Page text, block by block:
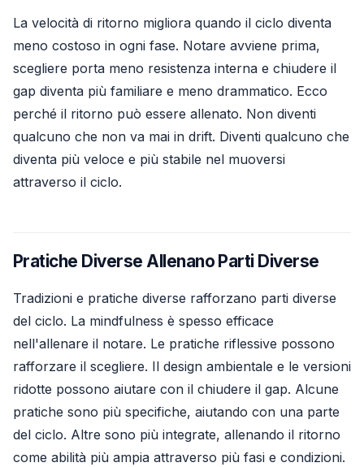
La velocità di ritorno migliora quando il ciclo diventa
meno costoso in ogni fase. Notare avviene prima,
scegliere porta meno resistenza interna e chiudere il
gap diventa più familiare e meno drammatico. Ecco
perché il ritorno può essere allenato. Non diventi
qualcuno che non va mai in drift. Diventi qualcuno che
diventa più veloce e più stabile nel muoversi
attraverso il ciclo.
Pratiche Diverse Allenano Parti Diverse
Tradizioni e pratiche diverse rafforzano parti diverse
del ciclo. La mindfulness è spesso efficace
nell'allenare il notare. Le pratiche riflessive possono
rafforzare il scegliere. Il design ambientale e le versioni
ridotte possono aiutare con il chiudere il gap. Alcune
pratiche sono più specifiche, aiutando con una parte
del ciclo. Altre sono più integrate, allenando il ritorno
come abilità più ampia attraverso più fasi e condizioni.